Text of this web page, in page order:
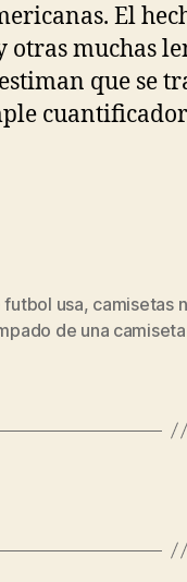
El
otras muchas
que se
futbol usa, camisetas
de una